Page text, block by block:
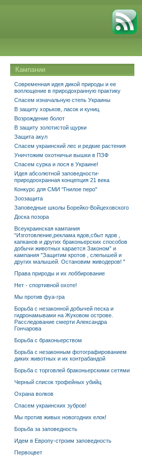
Кампании
Современная идея дикой природы и ее
воплощение в природохранную практику
Спасем изначальную степь Украины
В защиту хорьков, ласок и куниц
Возрождение болот
В защиту золотистой щурки
Защита акул
Спасем украинский лес и редкие растения
Уничтожим охотничьи вышки в ПЗФ
Спасем сурка и лося в Украине!
Идея абсолютной заповедности-
природоохранная концепция 21 века
Конкурс для СМИ "Гнилое перо"
Зоозащита
Заповедные школы Борейко-Войцеховского
Доска позора
Всеукраинская кампания
“Изготовление,реклама ядов,сбыт ядов ,
капканов и других браконьерских способов
добычи животных карается Законом” и
кампания "Защитим кротов , слепышей и
других малышей. Остановим живодеров! "
Права природы и их лоббирование
Нет - спортивной охоте!
Мы против фуа-гра
Борьба с незаконной добычей песка и
гидронамывами на Жуковом острове.
Расследование смерти Александра
Гончарова
Борьба с браконьерством
Борьба с незаконным фотографированием
диких животных и их контрабандой
Борьба с торговлей браконьерскими сетями
Черный список трофейных убийц
Охрана волков
Спасем украинских зубров!
Мы против живых новогодних елок!
Борьба за заповедность
Идем в Европу-строим заповедность
Первоцвет